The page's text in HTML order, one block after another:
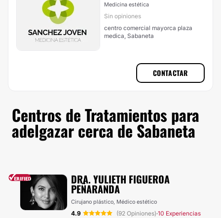
Medicina estética
Sin opiniones
centro comercial mayorca plaza
medica, Sabaneta
CONTACTAR
Centros de Tratamientos para
adelgazar cerca de Sabaneta
DRA. YULIETH FIGUEROA
PEÑARANDA
Cirujano plástico, Médico estético
4.9 (92 Opiniones)·10 Experiencias